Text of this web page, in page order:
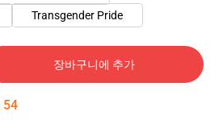
Transgender Pride
장바구니에 추가
53